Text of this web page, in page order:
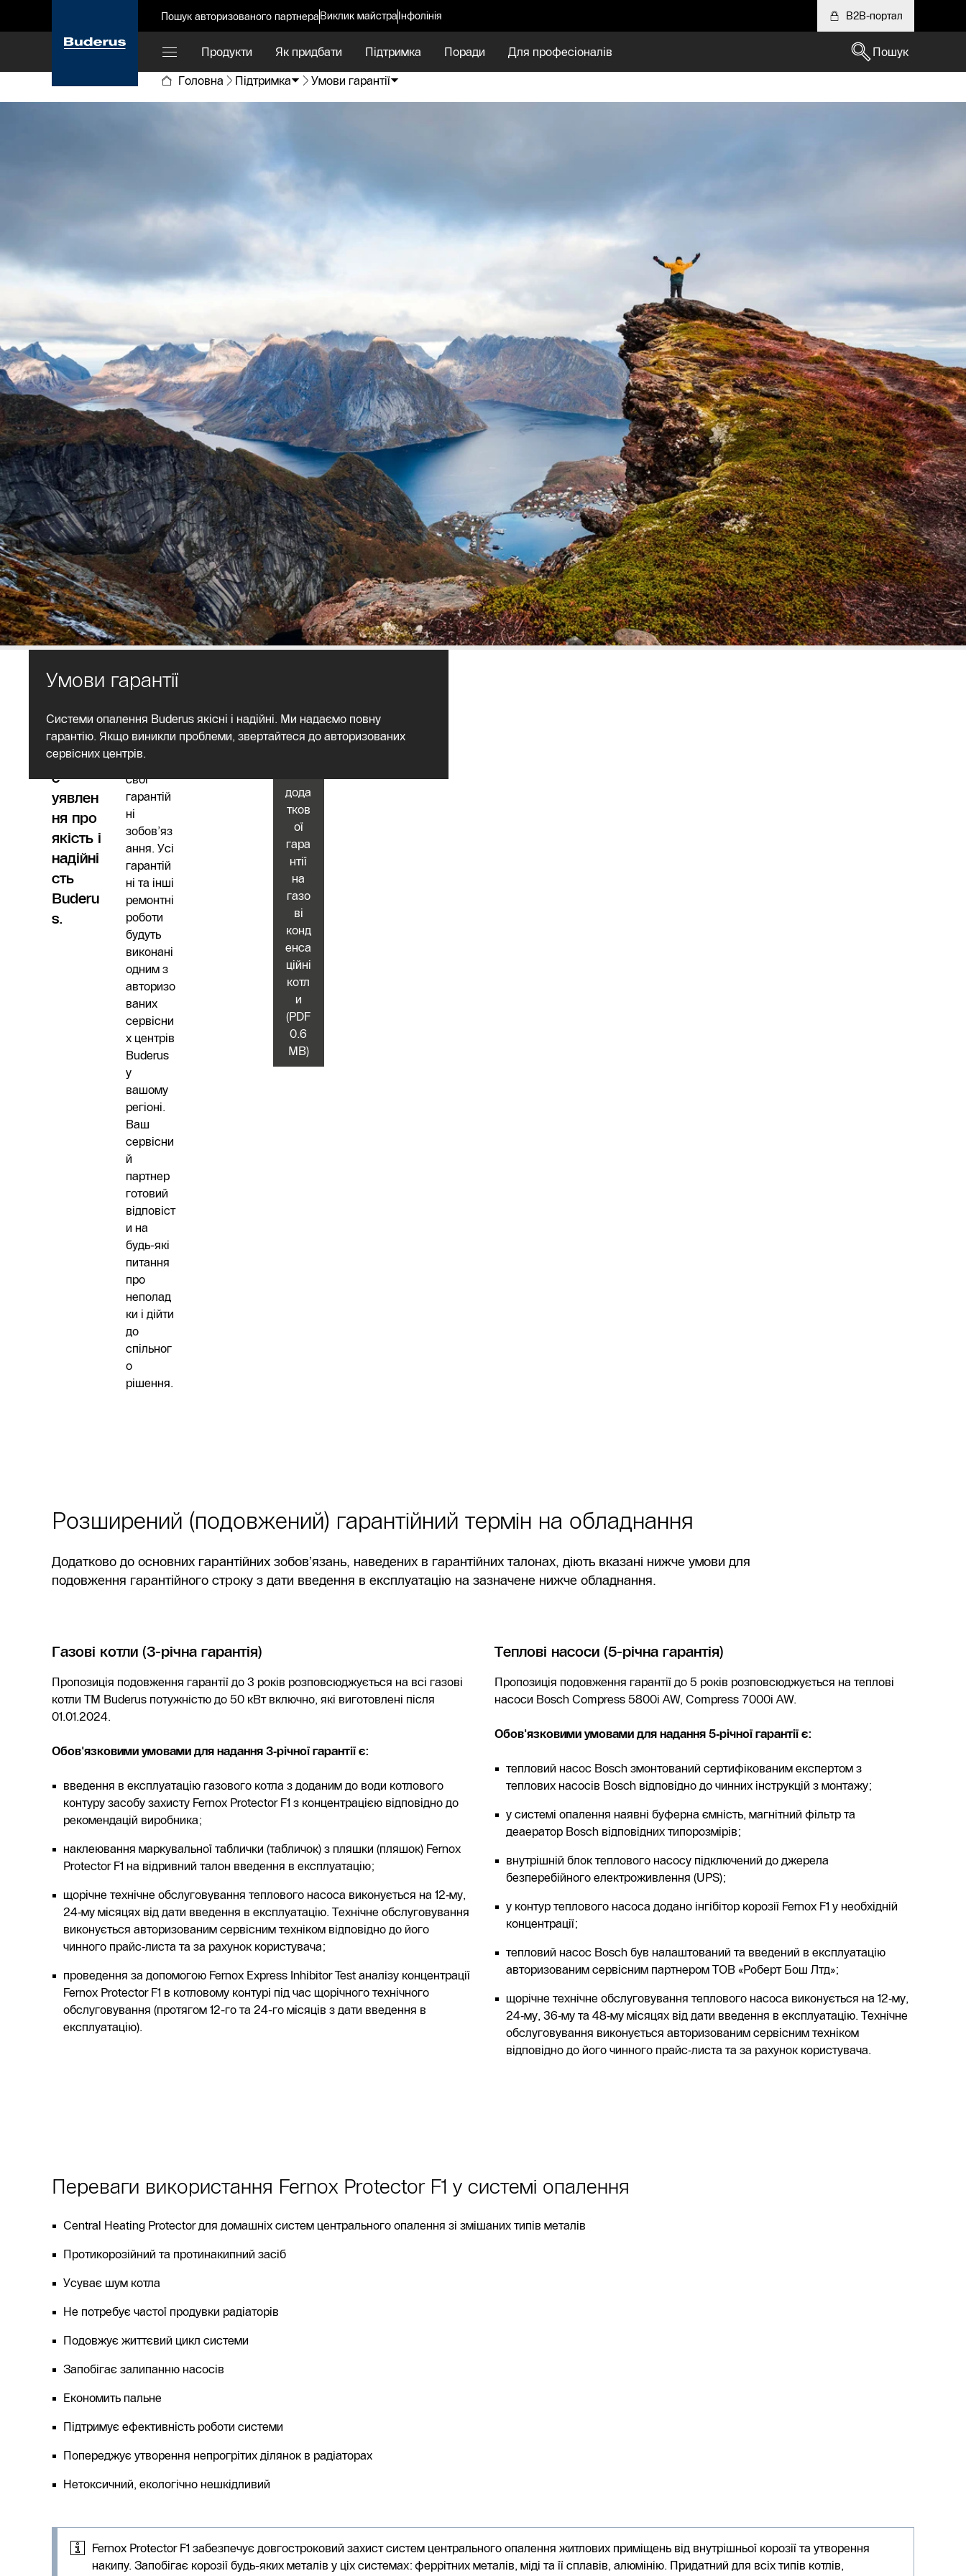
Пошук авторизованого партнераВиклик майстраІнфолінія B2B-портал
Продукти Як придбати Підтримка Поради Для професіоналів
Пошук
Головна
Підтримка Умови гарантії
Умови гарантії
Системи опалення Buderus якісні і надійні. Ми надаємо повну
гарантію. Якщо виникли проблеми, звертайтеся до авторизованих
сервісних центрів.
Гарант
ія
форму
є
уявлен
ня про
якість і
надійні
сть
Buderu
s.
Buderus
завжди
виконує
свої
гарантій
ні
зобов’яз
ання. Усі
гарантій
ні та інші
ремонтні
роботи
будуть
виконані
одним з
авторизо
ваних
сервісни
х центрів
Buderus
у
вашому
регіоні.
Ваш
сервісни
й
партнер
готовий
відповіст
и на
будь-які
питання
про
неполад
ки і дійти
до
спільног
о
рішення.
дода
тков
ої
гара
нтії
на
газо
ві
конд
енса
ційні
котл
и
(PDF
0.6
MB)
Розширений (подовжений) гарантійний термін на обладнання
Додатково до основних гарантійних зобовʼязань, наведених в гарантійних талонах, діють вказані нижче умови для
подовження гарантійного строку з дати введення в експлуатацію на зазначене нижче обладнання.
Газові котли (3-річна гарантія)
Пропозиція подовження гарантії до 3 років розповсюджується на всі газові
котли ТМ Buderus потужністю до 50 кВт включно, які виготовлені після
01.01.2024.
Обов'язковими умовами для надання 3‑річної гарантії є:
введення в експлуатацію газового котла з доданим до води котлового
контуру засобу захисту Fernox Protector F1 з концентрацією відповідно до
рекомендацій виробника;
наклеювання маркувальної таблички (табличок) з пляшки (пляшок) Fernox
Protector F1 на відривний талон введення в експлуатацію;
щорічне технічне обслуговування теплового насоса виконується на 12‑му,
24‑му місяцях від дати введення в експлуатацію. Технічне обслуговування
виконується авторизованим сервісним техніком відповідно до його
чинного прайс‑листа та за рахунок користувача;
проведення за допомогою Fernox Express Inhibitor Test аналізу концентрації
Fernox Protector F1 в котловому контурі під час щорічного технічного
обслуговування (протягом 12-го та 24-го місяців з дати введення в
експлуатацію).
Теплові насоси (5-річна гарантія)
Пропозиція подовження гарантії до 5 років розповсюджується на теплові
насоси Bosch Compress 5800i AW, Compress 7000i AW.
Обов'язковими умовами для надання 5‑річної гарантії є:
тепловий насос Bosch змонтований сертифікованим експертом з
теплових насосів Bosch відповідно до чинних інструкцій з монтажу;
у системі опалення наявні буферна ємність, магнітний фільтр та
деаератор Bosch відповідних типорозмірів;
внутрішній блок теплового насосу підключений до джерела
безперебійного електроживлення (UPS);
у контур теплового насоса додано інгібітор корозії Fernox F1 у необхідній
концентрації;
тепловий насос Bosch був налаштований та введений в експлуатацію
авторизованим сервісним партнером ТОВ «Роберт Бош Лтд»;
щорічне технічне обслуговування теплового насоса виконується на 12‑му,
24‑му, 36‑му та 48‑му місяцях від дати введення в експлуатацію. Технічне
обслуговування виконується авторизованим сервісним техніком
відповідно до його чинного прайс‑листа та за рахунок користувача.
Переваги використання Fernox Protector F1 у системі опалення
Central Heating Protector для домашніх систем центрального опалення зі змішаних типів металів
Протикорозійний та протинакипний засіб
Усуває шум котла
Не потребує частої продувки радіаторів
Подовжує життєвий цикл системи
Запобігає залипанню насосів
Економить пальне
Підтримує ефективність роботи системи
Попереджує утворення непрогрітих ділянок в радіаторах
Нетоксичний, екологічно нешкідливий
Fernox Protector F1 забезпечує довгостроковий захист систем центрального опалення житлових приміщень від внутрішньої корозії та утворення
накипу. Запобігає корозії будь-яких металів у ціх системах: феррітних металів, міді та її сплавів, алюмінію. Придатний для всіх типів котлів,
майстра
Знайти